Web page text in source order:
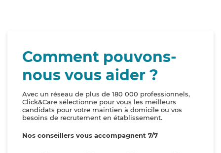
Comment pouvons-
nous vous aider ?
Avec un réseau de plus de 180 000 professionnels,
Click&Care sélectionne pour vous les meilleurs
candidats pour votre maintien à domicile ou vos
besoins de recrutement en établissement.
Nos conseillers vous accompagnent 7/7